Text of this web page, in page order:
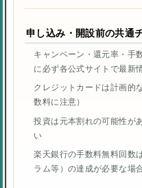
申し込み・開設前の共通
キャンペーン・還元率・手
に必ず各公式サイトで最新
クレジットカードは計画的
数料に注意）
投資は元本割れの可能性が
い
楽天銀行の手数料無料回数
ラム等）の達成が必要な場